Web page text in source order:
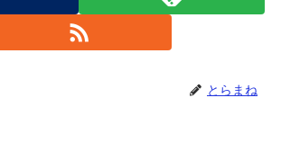
とらまね